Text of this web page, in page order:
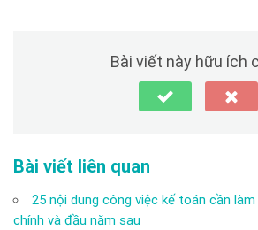
Bài viết này hữu ích
Bài viết liên quan
25 nội dung công việc kế toán cần
chính và đầu năm sau